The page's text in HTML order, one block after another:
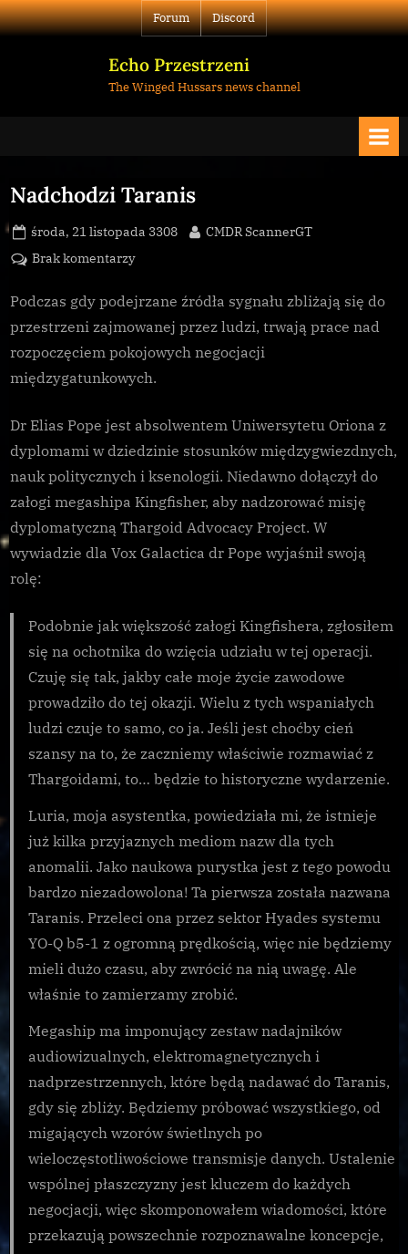
Skip
to
Forum Discord
Echo Przestrzeni
The Winged Hussars news channel
Nadchodzi Taranis
Posted
on
środa, 21 listopada 3308 By
CMDR ScannerGT
Brak komentarzydo
Taranis
Podczas gdy podejrzane źródła sygnału zbliżają się do
przestrzeni zajmowanej przez ludzi, trwają prace nad
rozpoczęciem pokojowych negocjacji
międzygatunkowych.
Dr Elias Pope jest absolwentem Uniwersytetu Oriona z
dyplomami w dziedzinie stosunków międzygwiezdnych,
nauk politycznych i ksenologii. Niedawno dołączył do
załogi megashipa Kingfisher, aby nadzorować misję
dyplomatyczną Thargoid Advocacy Project. W
wywiadzie dla Vox Galactica dr Pope wyjaśnił swoją
rolę:
Podobnie jak większość załogi Kingfishera, zgłosiłem
się na ochotnika do wzięcia udziału w tej operacji.
Czuję się tak, jakby całe moje życie zawodowe
prowadziło do tej okazji. Wielu z tych wspaniałych
ludzi czuje to samo, co ja. Jeśli jest choćby cień
szansy na to, że zaczniemy właściwie rozmawiać z
Thargoidami, to… będzie to historyczne wydarzenie.
Luria, moja asystentka, powiedziała mi, że istnieje
już kilka przyjaznych mediom nazw dla tych
anomalii. Jako naukowa purystka jest z tego powodu
bardzo niezadowolona! Ta pierwsza została nazwana
Taranis. Przeleci ona przez sektor Hyades systemu
YO-Q b5-1 z ogromną prędkością, więc nie będziemy
mieli dużo czasu, aby zwrócić na nią uwagę. Ale
właśnie to zamierzamy zrobić.
Megaship ma imponujący zestaw nadajników
audiowizualnych, elektromagnetycznych i
nadprzestrzennych, które będą nadawać do Taranis,
gdy się zbliży. Będziemy próbować wszystkiego, od
migających wzorów świetlnych po
wieloczęstotliwościowe transmisje danych. Ustalenie
wspólnej płaszczyzny jest kluczem do każdych
negocjacji, więc skomponowałem wiadomości, które
przekazują powszechnie rozpoznawalne koncepcje,